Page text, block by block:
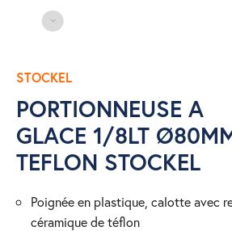
STOCKEL
PORTIONNEUSE A
GLACE 1/8LT
TEFLON STOCKEL
poignée en plastique, calotte avec revêtement en
céramique de téflon